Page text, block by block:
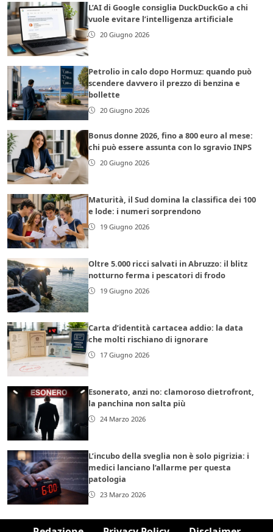
L’AI di Google consiglia DuckDuckGo a chi
vuole evitare l’intelligenza artificiale
20 Giugno 2026
Petrolio in calo dopo Hormuz: quando può
scendere davvero il prezzo di benzina e
bollette
20 Giugno 2026
Bonus donne 2026, fino a 800 euro al mese:
chi può essere assunta con lo sgravio INPS
20 Giugno 2026
Maturità, il Sud domina la classifica dei 100
e lode: i numeri sorprendono
19 Giugno 2026
Oltre 5.000 ricci salvati in Abruzzo: il blitz
notturno ferma i pescatori di frodo
19 Giugno 2026
Carta d’identità cartacea addio: la data
che molti rischiano di ignorare
17 Giugno 2026
Esonerato, anzi no: clamoroso dietrofront,
la panchina non salta più
24 Marzo 2026
L’incubo della sveglia non è solo pigrizia: i
medici lanciano l’allarme per questa
patologia
23 Marzo 2026